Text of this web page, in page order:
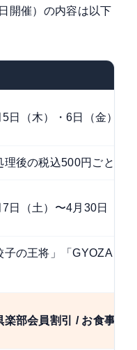
開催）の内容は以下
日（木）・6日（金）の
理後の税込500円ごとに
日（土）〜4月30日（木
子の王将」「GYOZA
楽部会員割引 / お食事券 /